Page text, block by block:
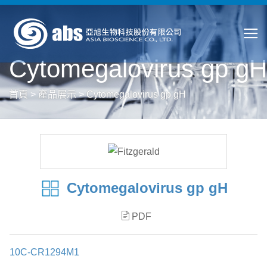
Cytomegalovirus gp gH
首頁 > 產品展示>Cytomegalovirus gp gH
Cytomegalovirus gp gH
PDF
10C-CR1294M1